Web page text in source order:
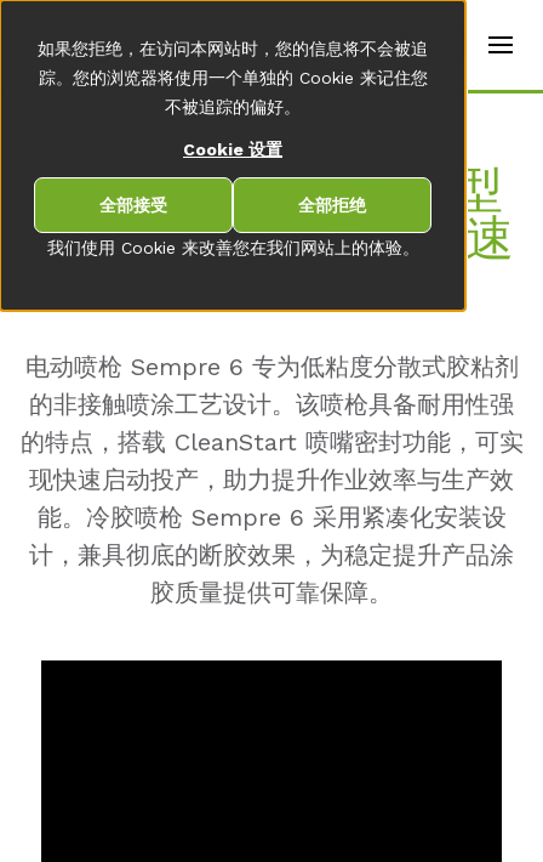
我们使用 Cookie 来改善您在我们网站上的体验。
如果您拒绝，在访问本网站时，您的信息将不会被追
踪。您的浏览器将使用一个单独的 Cookie 来记住您
不被追踪的偏好。
Cookie 设置
全部接受 全部拒绝
t
r
s
li
s
)
zh
SEMP­RE 6——紧凑型
冷胶喷枪，适用于高速
电动喷枪 Sempre 6 专为低粘度分散式胶粘剂
的非接触喷涂工艺设计。该喷枪具备耐用性强
的特点，搭载 CleanStart 喷嘴密封功能，可实
现快速启动投产，助力提升作业效率与生产效
能。冷胶喷枪 Sempre 6 采用紧凑化安装设
计，兼具彻底的断胶效果，为稳定提升产品涂
胶质量提供可靠保障。